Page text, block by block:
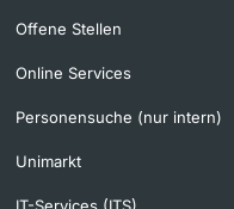
Offene Stellen
Online Services
Personensuche (nur intern)
Unimarkt
IT-Services (ITS)